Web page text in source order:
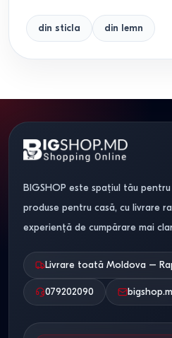
din sticla din lemn
BIGSHOP este spațiul tău
produse pentru casă, cu livrare
experiență de cumpărare mai
Livrare toată Moldova –
079202090